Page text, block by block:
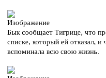
Бык сообщает Тигрице, что
списке, который ей отказал,
вспоминала всю свою жизнь.